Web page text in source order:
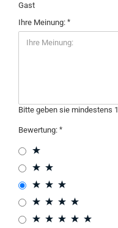
Gast
Ihre Meinung:
Bitte geben sie mindestens
Bewertung: